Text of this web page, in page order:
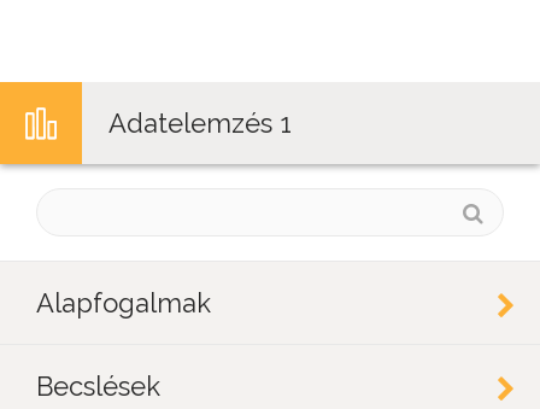
Adatelemzés 1
Alapfogalmak
Becslések